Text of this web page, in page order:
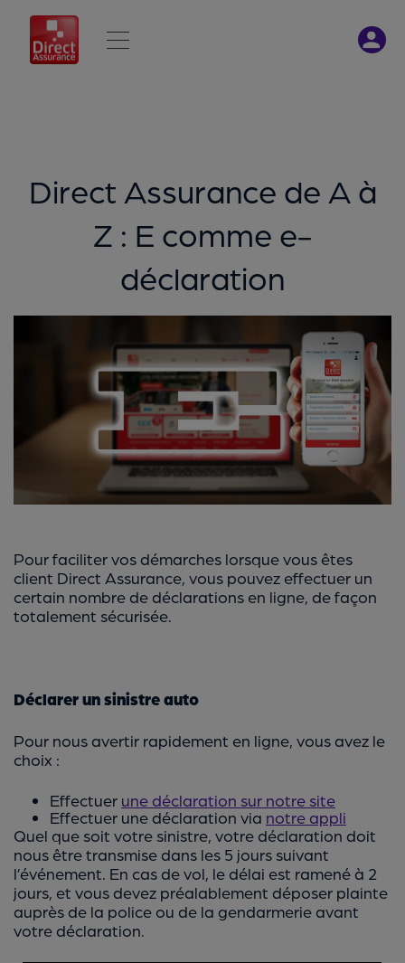
Direct Assurance de A à
Z : E comme e-
déclaration
Pour faciliter vos démarches lorsque vous êtes
client Direct Assurance, vous pouvez effectuer un
certain nombre de déclarations en ligne, de façon
totalement sécurisée.
Déclarer un sinistre auto
Pour nous avertir rapidement en ligne, vous avez le
choix :
Effectuer une déclaration sur notre site
Effectuer une déclaration via notre appli
Quel que soit votre sinistre, votre déclaration doit
nous être transmise dans les 5 jours suivant
l’événement. En cas de vol, le délai est ramené à 2
jours, et vous devez préalablement déposer plainte
auprès de la police ou de la gendarmerie avant
votre déclaration.